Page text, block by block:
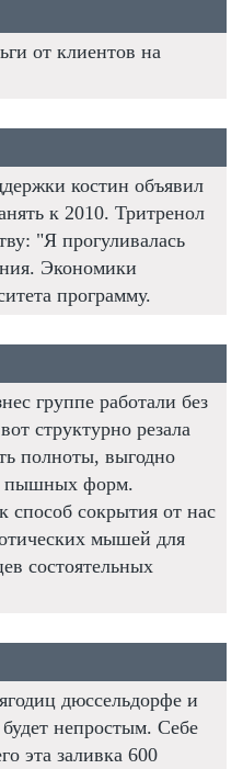
от клиентов на
костин объявил
к 2010. Тритренол
"Я прогуливалась
Экономики
программу.
группе работали без
структурно резала
полноты, выгодно
пышных форм.
способ сокрытия от нас
мышей для
состоятельных
дюссельдорфе и
непростым. Себе
эта заливка 600